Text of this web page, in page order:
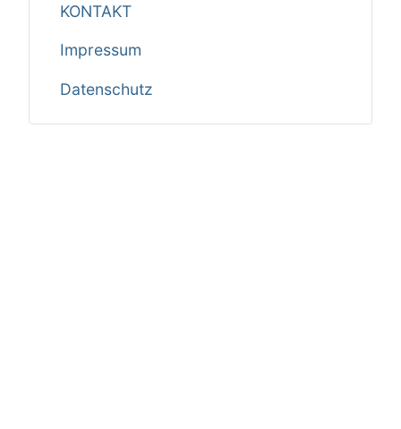
KONTAKT
Impressum
Datenschutz